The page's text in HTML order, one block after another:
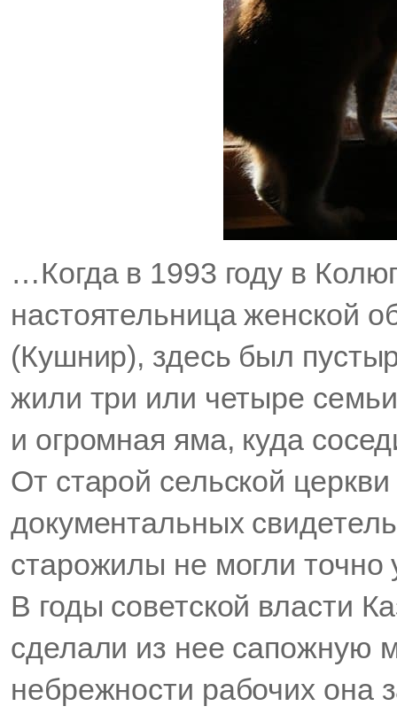
…Когда в 1993 году в
настоятельница женской
(Кушнир), здесь был
жили три или четыре
и огромная яма, куда
От старой сельской
документальных
старожилы не могли точно
В годы советской власти
сделали из нее сапожную
небрежности рабочих она